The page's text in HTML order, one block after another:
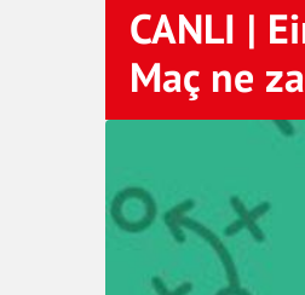
CANLI |
Maç ne